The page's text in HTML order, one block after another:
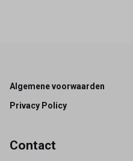
Footer
Algemene voorwaarden
Privacy Policy
Contact